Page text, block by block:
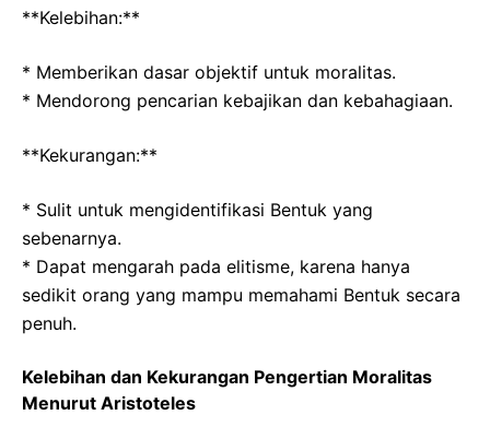
**Kelebihan:**
* Memberikan dasar objektif untuk moralitas.
* Mendorong pencarian kebajikan dan kebahagiaan.
**Kekurangan:**
* Sulit untuk mengidentifikasi Bentuk yang
sebenarnya.
* Dapat mengarah pada elitisme, karena hanya
sedikit orang yang mampu memahami Bentuk secara
penuh.
Kelebihan dan Kekurangan Pengertian Moralitas
Menurut Aristoteles